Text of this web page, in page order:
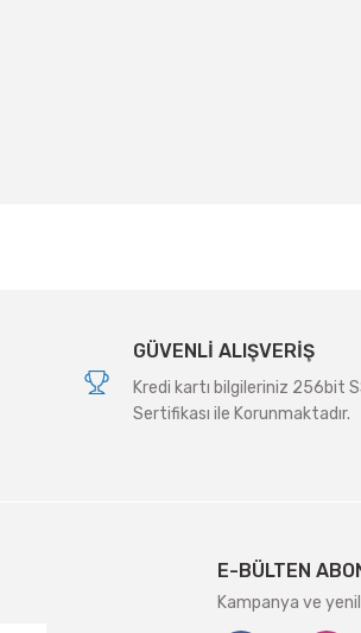
GÜVENLİ ALIŞVERİŞ
Kredi kartı bilgileriniz 256bit
Sertifikası ile Korunmaktadır.
E-BÜLTEN
Kampanya ve